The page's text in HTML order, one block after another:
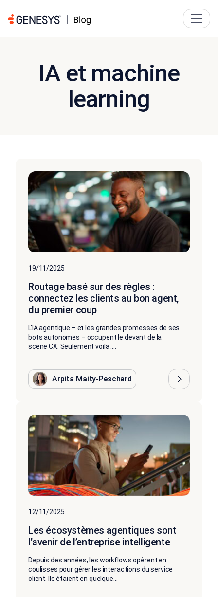
IA et machine
learning
19/11/2025
Routage basé sur des règles :
connectez les clients au bon agent,
du premier coup
L'IA agentique – et les grandes promesses de ses
bots autonomes – occupent le devant de la
scène CX. Seulement voilà :...
Arpita Maity-Peschard
12/11/2025
Les écosystèmes agentiques sont
l’avenir de l’entreprise intelligente
Depuis des années, les workflows opèrent en
coulisses pour gérer les interactions du service
client. Ils étaient en quelque...